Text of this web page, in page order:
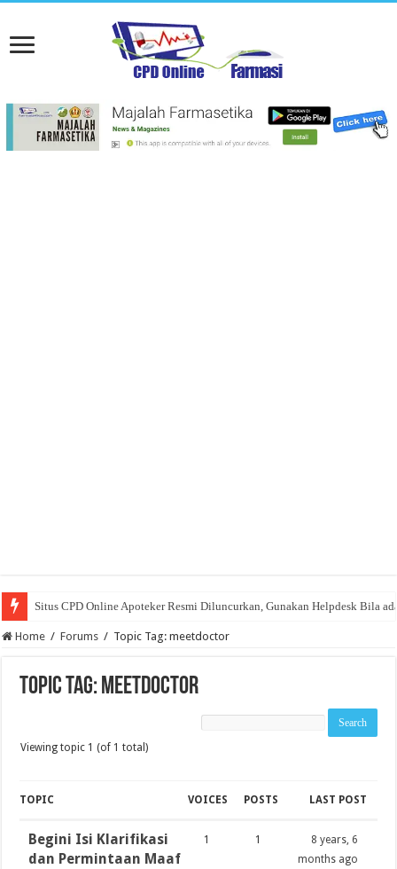
Situs CPD Online Apoteker Resmi Diluncurkan, Gunakan Helpdesk Bila
Home / Forums / Topic Tag: meetdoctor
Topic Tag: meetdoctor
Viewing topic 1 (of 1 total)
TOPIC VOICES POSTS LAST POST
Begini Isi Klarifikasi
dan Permintaan Maaf
1 1
8 years, 6
months ago